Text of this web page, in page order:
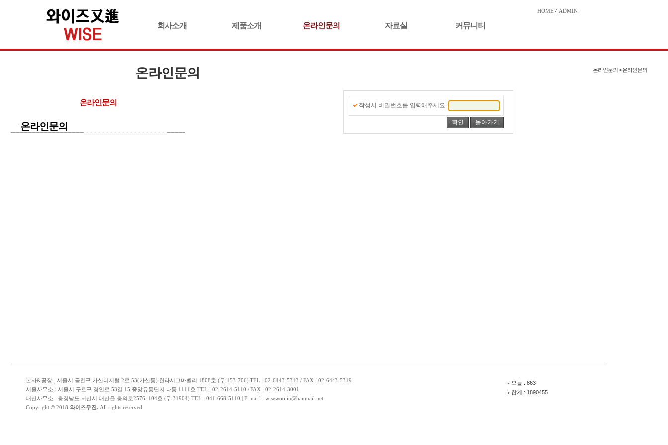
HOME ADMIN
회사소개 제품소개 온라인문의 자료실 커뮤니티
온라인문의 온라인문의 > 온라인문의
온라인문의
온라인문의
작성시 비밀번호를 입력해주세요.
돌아가기
본사&공장 : 서울시 금천구 가산디지털 2로 53(가산동) 한라시그마벨리 1808호 (우:153-706) TEL : 02-6443-5313 / FAX : 02-6443-5319
서울사무소 : 서울시 구로구 경인로 53길 15 중앙유통단지 나동 1111호 TEL : 02-2614-5110 / FAX : 02-2614-3001
대산사무소 : 충청남도 서산시 대산읍 충의로2576, 104호 (우:31904) TEL : 041-668-5110 | E-mai l : wisewoojin@hanmail.net
Copyright © 2018 와이즈우진. All rights reserved.
오늘 : 863
합계 : 1890455